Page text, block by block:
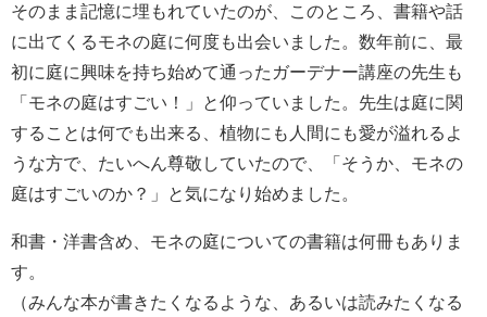
そのまま記憶に埋もれていたのが、このところ、書籍や話
に出てくるモネの庭に何度も出会いました。数年前に、最
初に庭に興味を持ち始めて通ったガーデナー講座の先生も
「モネの庭はすごい！」と仰っていました。先生は庭に関
することは何でも出来る、植物にも人間にも愛が溢れるよ
うな方で、たいへん尊敬していたので、「そうか、モネの
庭はすごいのか？」と気になり始めました。
和書・洋書含め、モネの庭についての書籍は何冊もありま
す。
（みんな本が書きたくなるような、あるいは読みたくなる